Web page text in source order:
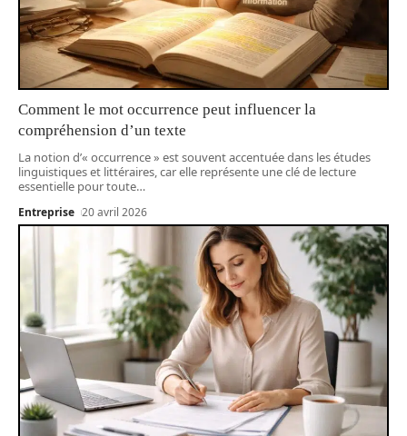
Comment le mot occurrence peut influencer la
compréhension d’un texte
La notion d’« occurrence » est souvent accentuée dans les études
linguistiques et littéraires, car elle représente une clé de lecture
essentielle pour toute…
Entreprise 20 avril 2026